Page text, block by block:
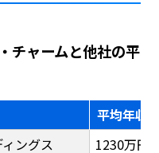
チャームと他社の平
平均年収
ングス
1230万円